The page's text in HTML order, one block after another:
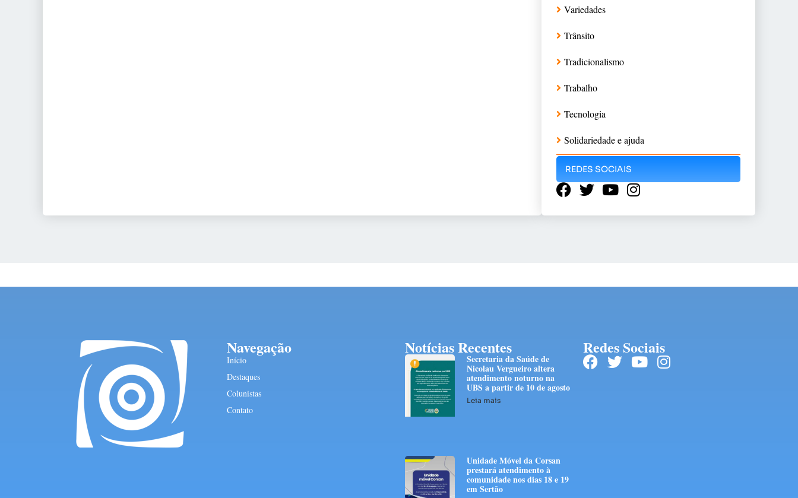
Variedades
Trânsito
Tradicionalismo
Trabalho
Tecnologia
Solidariedade e ajuda
REDES SOCIAIS
Navegação
Início
Destaques
Colunistas
Contato
Notícias Recentes
Secretaria da Saúde de
Nicolau Vergueiro altera
atendimento noturno na
UBS a partir de 10 de agosto
Leia mais
Unidade Móvel da Corsan
prestará atendimento à
comunidade nos dias 18 e 19
em Sertão
Redes Sociais